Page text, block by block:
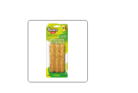
Papağan
Taşıma Kafesi
Rulolu Kafes
Taşımalar
Mama ve Su Kapları